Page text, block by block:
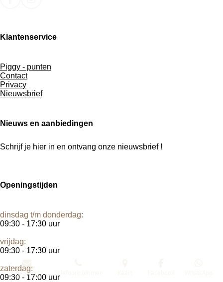
b
k
a
a
Klantenservice
Piggy - punten
Contact
Privacy
Nieuwsbrief
Nieuws en aanbiedingen
Schrijf je hier in en ontvang onze nieuwsbrief !
Openingstijden
dinsdag t/m donderdag:
09:30 - 17:30 uur
vrijdag:
09:30 - 17:30 uur
zaterdag:
09:30 - 17:00 uur
E-mailadres